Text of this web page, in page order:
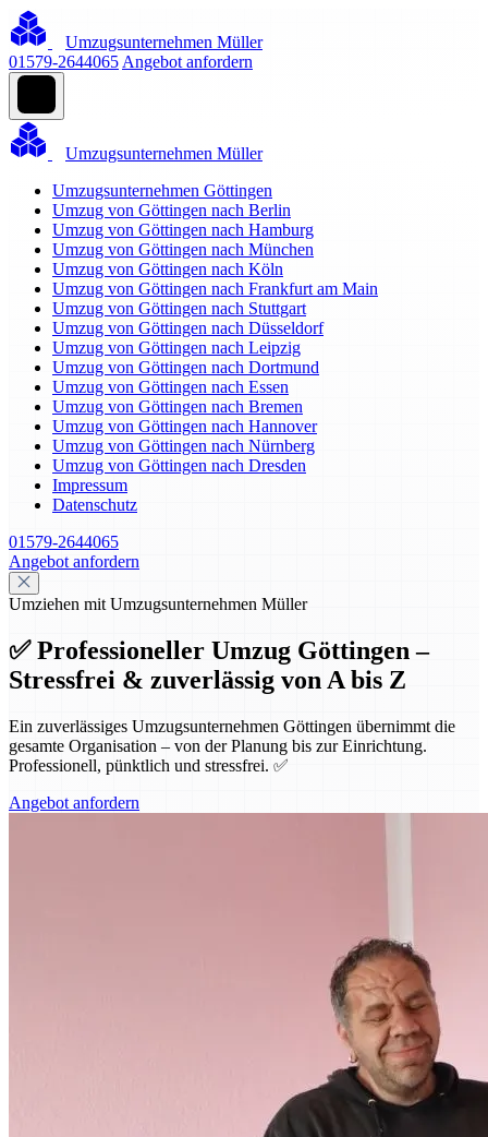
Umzugsunternehmen Müller
01579-2644065 Angebot anfordern
Umzugsunternehmen Müller
Umzugsunternehmen Göttingen
Umzug von Göttingen nach Berlin
Umzug von Göttingen nach Hamburg
Umzug von Göttingen nach München
Umzug von Göttingen nach Köln
Umzug von Göttingen nach Frankfurt am Main
Umzug von Göttingen nach Stuttgart
Umzug von Göttingen nach Düsseldorf
Umzug von Göttingen nach Leipzig
Umzug von Göttingen nach Dortmund
Umzug von Göttingen nach Essen
Umzug von Göttingen nach Bremen
Umzug von Göttingen nach Hannover
Umzug von Göttingen nach Nürnberg
Umzug von Göttingen nach Dresden
Impressum
Datenschutz
01579-2644065
Angebot anfordern
Umziehen mit Umzugsunternehmen Müller
✅ Professioneller Umzug Göttingen –
Stressfrei & zuverlässig von A bis Z
Ein zuverlässiges Umzugsunternehmen Göttingen übernimmt die
gesamte Organisation – von der Planung bis zur Einrichtung.
Professionell, pünktlich und stressfrei. ✅
Angebot anfordern